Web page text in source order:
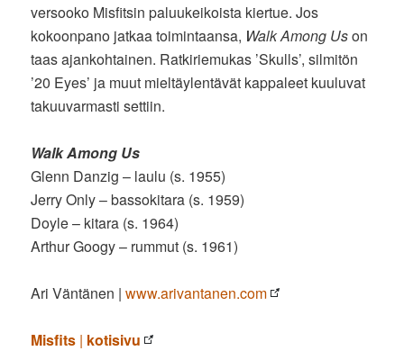
versooko Misfitsin paluukeikoista kiertue. Jos
kokoonpano jatkaa toimintaansa, Walk Among Uson
taas ajankohtainen. Ratkiriemukas ’Skulls’, silmitön
’20 Eyes’ ja muut mieltäylentävät kappaleet kuuluvat
takuuvarmasti settiin.
Walk Among Us
Glenn Danzig – laulu (s. 1955)
Jerry Only – bassokitara (s. 1959)
Doyle – kitara (s. 1964)
Arthur Googy – rummut (s. 1961)
Ari Väntänen |www.arivantanen.com
Misfits | kotisivu